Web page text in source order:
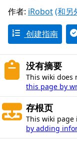
作者: iRobot(和另
创建指南
没有摘要
This wiki does
this page by
存根页
This wiki page
by adding